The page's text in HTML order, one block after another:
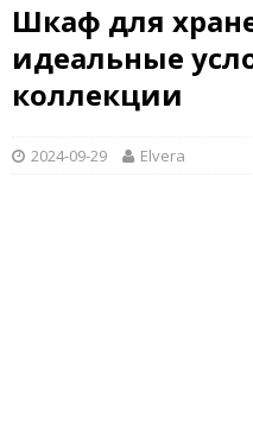
Шкаф для
идеальные
коллекции
2024-09-29 Elvera